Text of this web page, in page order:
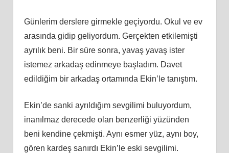
Günlerim derslere girmekle geçiyordu. Okul ve ev
arasında gidip geliyordum. Gerçekten etkilemişti
ayrılık beni. Bir süre sonra, yavaş yavaş ister
istemez arkadaş edinmeye başladım. Davet
edildiğim bir arkadaş ortamında Ekin’le tanıştım.
Ekin’de sanki ayrıldığım sevgilimi buluyordum,
inanılmaz derecede olan benzerliği yüzünden
beni kendine çekmişti. Aynı esmer yüz, aynı boy,
gören kardeş sanırdı Ekin’le eski sevgilimi.